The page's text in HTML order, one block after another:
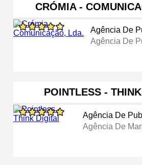
CRÓMIA -
Agência De
Agência De
POINTLESS -
Agência De
Agência De